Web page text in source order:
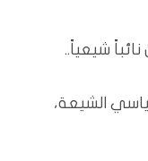
شيعياً..
الشيعة،